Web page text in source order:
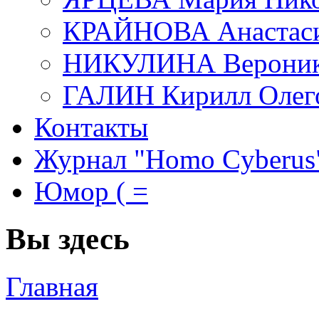
КРАЙНОВА
НИКУЛИНА
ГАЛИН Кирилл
Контакты
Журнал "Homo
Юмор ( =
Вы здесь
Главная